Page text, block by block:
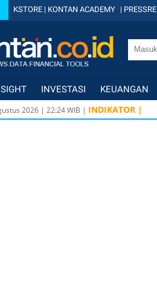
KSTORE | KONTAN ACADEMY |
INVESTASI KEUANGAN
2026 | 22:24WIB | INDIKATOR |